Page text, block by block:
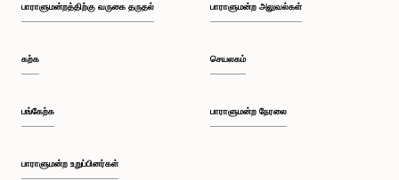
பாராளுமன்றத்திற்கு வருகை தருதல்
கற்க
பங்கேற்க
பாராளுமன்ற உறுப்பினர்கள்
பாராளுமன்ற அலுவல்கள்
செயலகம்
பாராளுமன்ற நேரலை